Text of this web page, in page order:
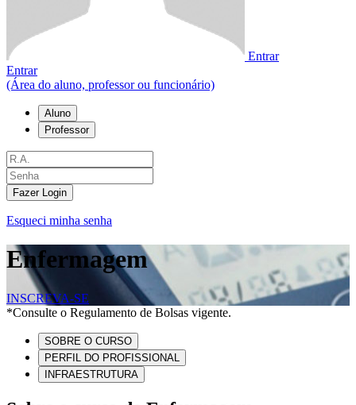
Entrar
Entrar
(Área do aluno, professor ou funcionário)
Aluno
Professor
Fazer Login
Esqueci minha senha
Enfermagem
INSCREVA-SE
*Consulte o Regulamento de Bolsas vigente.
SOBRE O CURSO
PERFIL DO PROFISSIONAL
INFRAESTRUTURA